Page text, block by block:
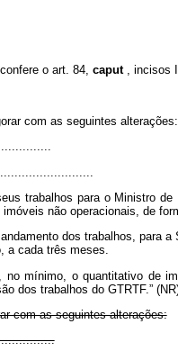
o art. 84, caput , incisos
com as seguintes alterações:
trabalhos para o Ministro
não operacionais, de
dos trabalhos,
a cada três meses.
no mínimo, o quantitativo de
dos trabalhos do GTRTF.”
com as seguintes alterações: